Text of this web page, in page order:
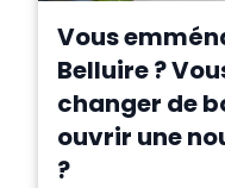
Vous
Belluire ?
changer de
ouvrir une
?